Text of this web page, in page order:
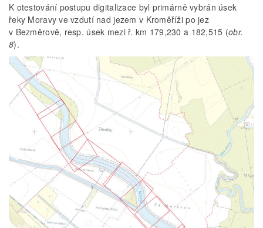
K otestování postupu digitalizace byl primárně vybrán úsek
řeky Moravy ve vzdutí nad jezem v Kroměříži po jez
v Bezměrově, resp. úsek mezi ř. km 179,230 a 182,515 (obr.
8).